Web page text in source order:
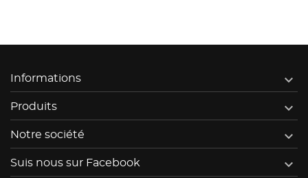
Informations 
Produits 
Notre société 
Suis nous sur Facebook 